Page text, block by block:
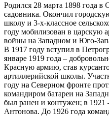
Родился 28 марта 1898 года в
садовника. Окончил
школу и 3-х-классное
году мобилизован в царскую
войны на Западном и Юго-
В 1917 году вступил в
январе 1919 года –
Красную армию, став
артиллерийской школы.
году на Северном фронте
командиром батареи на
был ранен и контужен; в
Антонова. До 1926 года